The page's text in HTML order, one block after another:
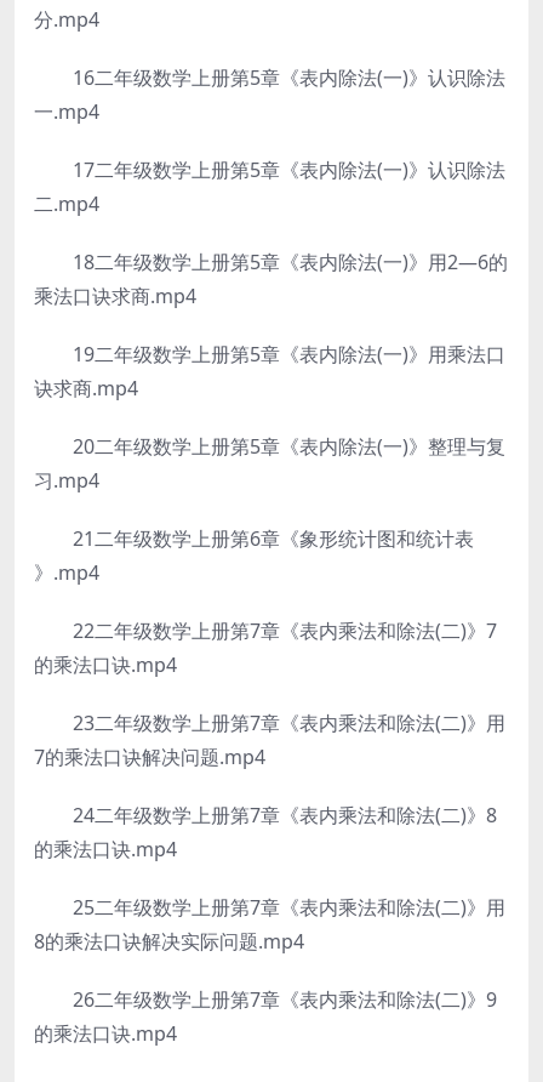
分.mp4
16二年级数学上册第5章《表内除法(一)》认识除法
一.mp4
17二年级数学上册第5章《表内除法(一)》认识除法
二.mp4
18二年级数学上册第5章《表内除法(一)》用2—6的
乘法口诀求商.mp4
19二年级数学上册第5章《表内除法(一)》用乘法口
诀求商.mp4
20二年级数学上册第5章《表内除法(一)》整理与复
习.mp4
21二年级数学上册第6章《象形统计图和统计表
》.mp4
22二年级数学上册第7章《表内乘法和除法(二)》7
的乘法口诀.mp4
23二年级数学上册第7章《表内乘法和除法(二)》用
7的乘法口诀解决问题.mp4
24二年级数学上册第7章《表内乘法和除法(二)》8
的乘法口诀.mp4
25二年级数学上册第7章《表内乘法和除法(二)》用
8的乘法口诀解决实际问题.mp4
26二年级数学上册第7章《表内乘法和除法(二)》9
的乘法口诀.mp4